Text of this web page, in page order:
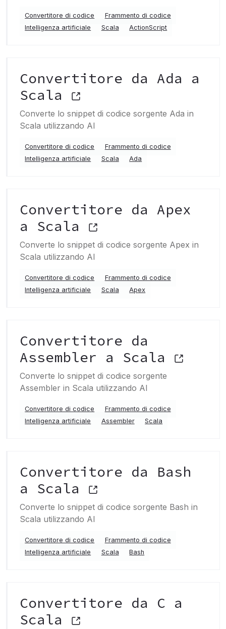
Convertitore di codice
Frammento di codice
Intelligenza artificiale
Scala ActionScript
Convertitore da Ada a
Scala
Converte lo snippet di codice sorgente Ada in
Scala utilizzando AI
Convertitore di codice
Frammento di codice
Intelligenza artificiale
Scala Ada
Convertitore da Apex
a Scala
Converte lo snippet di codice sorgente Apex in
Scala utilizzando AI
Convertitore di codice
Frammento di codice
Intelligenza artificiale
Scala Apex
Convertitore da
Assembler a Scala
Converte lo snippet di codice sorgente
Assembler in Scala utilizzando AI
Convertitore di codice
Frammento di codice
Intelligenza artificiale
Assembler Scala
Convertitore da Bash
a Scala
Converte lo snippet di codice sorgente Bash in
Scala utilizzando AI
Convertitore di codice
Frammento di codice
Intelligenza artificiale
Scala Bash
Convertitore da C a
Scala